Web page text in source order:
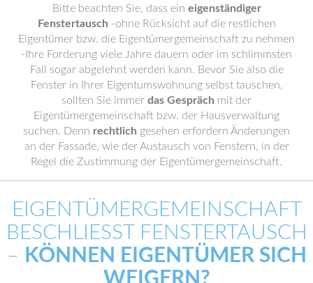
Bitte beachten Sie, dass ein eigenständiger
Fenstertausch -ohne Rücksicht auf die restlichen
Eigentümer bzw. die Eigentümergemeinschaft zu nehmen
-Ihre Forderung viele Jahre dauern oder im schlimmsten
Fall sogar abgelehnt werden kann. Bevor Sie also die
Fenster in Ihrer Eigentumswohnung selbst tauschen,
sollten Sie immer das Gespräch mit der
Eigentümergemeinschaft bzw. der Hausverwaltung
suchen. Denn rechtlich gesehen erfordern Änderungen
an der Fassade, wie der Austausch von Fenstern, in der
Regel die Zustimmung der Eigentümergemeinschaft.
EIGENTÜMERGEMEINSCHAFT
BESCHLIESST FENSTERTAUSCH –
KÖNNEN EIGENTÜMER SICH